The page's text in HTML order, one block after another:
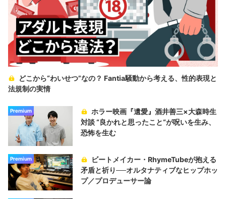
どこから“わいせつ”なの？ Fantia騒動から考える、性的表現と
法規制の実情
Premium
ホラー映画『遺愛』酒井善三×大森時生
対談 “良かれと思ったこと“が呪いを生み、
恐怖を生む
Premium
ビートメイカー・RhymeTubeが抱える
矛盾と祈り──オルタナティブなヒップホッ
プ／プロデューサー論